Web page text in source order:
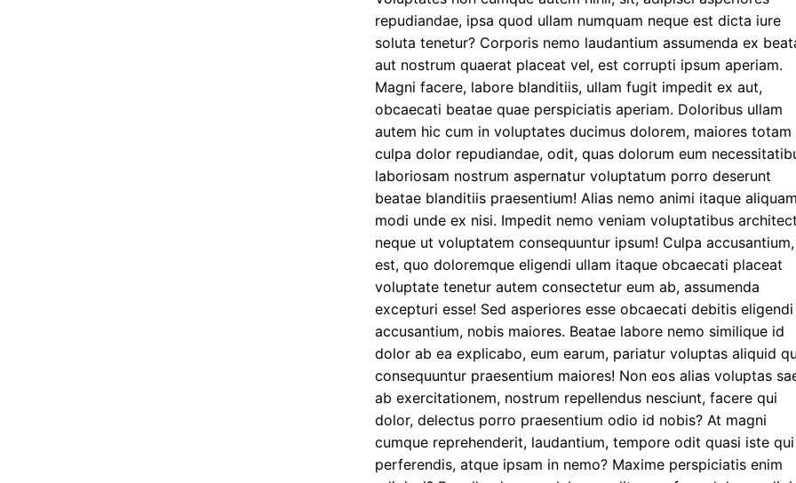
repudiandae, ipsa quod ullam numquam neque est dicta iure
soluta tenetur? Corporis nemo laudantium assumenda ex
aut nostrum quaerat placeat vel, est corrupti ipsum aperiam.
Magni facere, labore blanditiis, ullam fugit impedit ex aut,
obcaecati beatae quae perspiciatis aperiam. Doloribus ullam
autem hic cum in voluptates ducimus dolorem, maiores totam
culpa dolor repudiandae, odit, quas dolorum eum
laboriosam nostrum aspernatur voluptatum porro deserunt
beatae blanditiis praesentium! Alias nemo animi itaque aliquam
modi unde ex nisi. Impedit nemo veniam voluptatibus
neque ut voluptatem consequuntur ipsum! Culpa accusantium,
est, quo doloremque eligendi ullam itaque obcaecati placeat
voluptate tenetur autem consectetur eum ab, assumenda
excepturi esse! Sed asperiores esse obcaecati debitis eligendi
accusantium, nobis maiores. Beatae labore nemo similique id
dolor ab ea explicabo, eum earum, pariatur voluptas aliquid
consequuntur praesentium maiores! Non eos alias voluptas
ab exercitationem, nostrum repellendus nesciunt, facere qui
dolor, delectus porro praesentium odio id nobis? At magni
cumque reprehenderit, laudantium, tempore odit quasi iste qui
perferendis, atque ipsam in nemo? Maxime perspiciatis enim